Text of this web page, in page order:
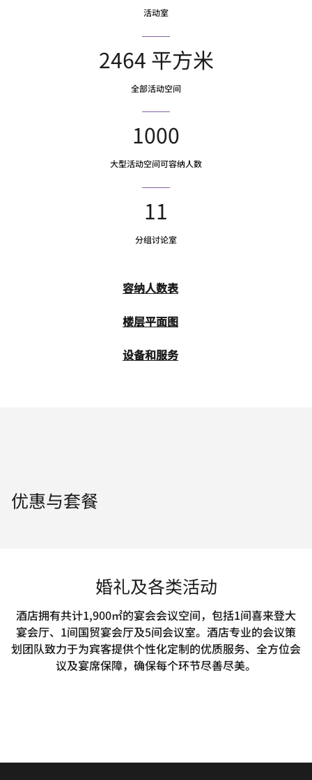
活动室
2464 平方米
全部活动空间
1000
大型活动空间可容纳人数
11
分组讨论室
容纳人数表
楼层平面图
设备和服务
优惠与套餐
婚礼及各类活动
酒店拥有共计1,900㎡的宴会会议空间，包括1间喜来登大
宴会厅、1间国贸宴会厅及5间会议室。酒店专业的会议策
划团队致力于为宾客提供个性化定制的优质服务、全方位会
议及宴席保障，确保每个环节尽善尽美。